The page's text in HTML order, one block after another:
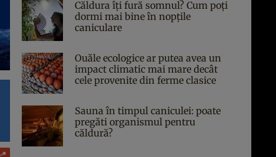
Căldura îți fură somnul? Cum poți
dormi mai bine în nopțile
caniculare
Ouăle ecologice ar putea avea un
impact climatic mai mare decât
cele provenite din ferme clasice
Sauna în timpul caniculei: poate
pregăti organismul pentru
căldură?